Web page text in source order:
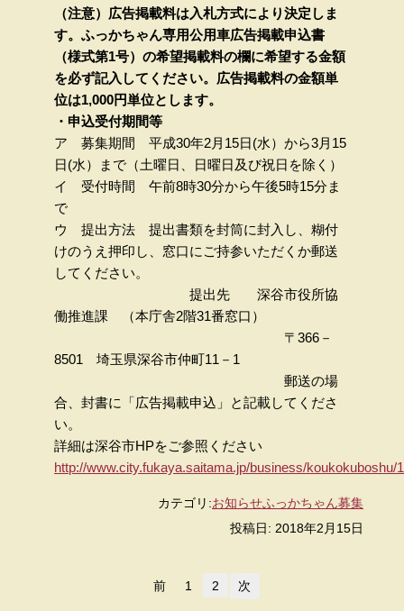
（注意）広告掲載料は入札方式により決定しま
す。ふっかちゃん専用公用車広告掲載申込書
（様式第1号）の希望掲載料の欄に希望する金額
を必ず記入してください。広告掲載料の金額単
位は1,000円単位とします。
・申込受付期間等
ア 募集期間 平成30年2月15日(水）から3月15
日(水）まで（土曜日、日曜日及び祝日を除く）
イ 受付時間 午前8時30分から午後5時15分ま
で
ウ 提出方法 提出書類を封筒に封入し、糊付
けのうえ押印し、窓口にご持参いただくか郵送
してください。
提出先 深谷市役所協
働推進課 （本庁舎2階31番窓口）
〒366－
8501 埼玉県深谷市仲町11－1
郵送の場
合、封書に「広告掲載申込」と記載してくださ
い。
詳細は深谷市HPをご参照ください
http://www.city.fukaya.saitama.jp/business/koukokuboshu/
カテゴリ:お知らせふっかちゃん募集
投稿日: 2018年2月15日
前 1 2 次